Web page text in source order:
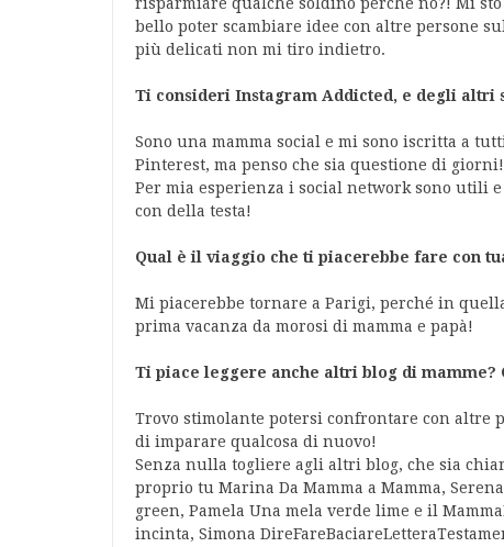
bello poter scambiare idee con altre persone
più delicati non mi tiro indietro.
Ti consideri Instagram Addicted, e degli altri
Sono una mamma social e mi sono iscritta a
Pinterest, ma penso che sia questione di giorni!
Per mia esperienza i social network sono utili
con della testa!
Qual è il viaggio che ti piacerebbe fare con
Mi piacerebbe tornare a Parigi, perché in
prima vacanza da morosi di mamma e papà!
Ti piace leggere anche altri blog di mamme?
Trovo stimolante potersi confrontare con altre
di imparare qualcosa di nuovo!
Senza nulla togliere agli altri blog, che sia
proprio tu Marina Da Mamma a Mamma,
green, Pamela Una mela verde lime e il
incinta, Simona